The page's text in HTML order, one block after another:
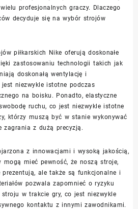
profesjonalnych graczy. Dlaczego
decyduje się na wybór strojów
piłkarskich Nike oferują doskonałe
zastosowaniu technologii takich jak
doskonałą wentylację i
niezwykle istotne podczas
na boisku. Ponadto, elastyczne
ruchu, co jest niezwykle istotne
którzy muszą być w stanie wykonywać
zagrania z dużą precyzją.
z innowacjami i wysoką jakością,
mogą mieć pewność, że noszą stroje,
ale także są funkcjonalne i
pozwala zapomnieć o ryzyku
w trakcie gry, co jest niezwykle
kontaktu z innymi zawodnikami.